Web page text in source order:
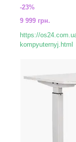
-23%
9 999 грн.
https://
kompyuternyj.html